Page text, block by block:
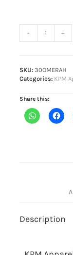
- +
SKU: 30OMERAH
Categories: KPM
Share this:
Description